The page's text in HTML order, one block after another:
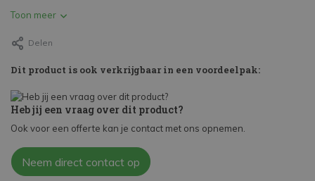
Toon meer
Delen
Dit product is ook verkrijgbaar in een voordeelpak:
Heb jij een vraag over dit product?
Ook voor een offerte kan je contact met ons opnemen.
Neem direct contact op